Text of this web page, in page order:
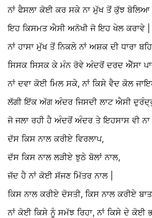
ਨਾਂ ਫੈਸਲਾ ਕੋਈ ਕਰ ਸਕੇ ਨਾ ਮੁੱਖ ਤੋਂ ਕੁੱਝ ਬੋਲਿਆ
ਇਹ ਕਿਸਮਤ ਐਸੀ ਅਨੋਖੀ ਜੋ ਇਹ ਖੇਲ ਕਰਾਵੇ |
ਨਾਂ ਹਾਸਾ ਮੁੱਖ ਤੋਂ ਨਿਕਲੇ ਨਾਂ ਅਸ਼ਕ ਦੀ ਧਾਰਾ ਬਹਿ |
ਸਿਸਕ ਸਿਸਕ ਕੇ ਮੰਨ ਰੋਵੇ ਅੰਦਰੋਂ ਦਰਦ ਐੱਸਾ
ਨਾਂ ਦਵਾ ਕੋਈ ਮਿਲ ਸਕੇ, ਨਾਂ ਕਿਸੇ ਵੈਦ ਕੋਲ
ਲੱਗੀ ਇੱਕ ਅੱਗ ਅੰਦਰ ਜਿਸਦੀ ਲਾਟ ਐਸੀ
ਜੋ ਜਲਾ ਰਹੀ ਹੈ ਅੰਦਰੋਂ ਅੰਦਰ ਤੇ ਇਹਸਾਸ ਵੀ ਨਾ
ਦੱਸ ਕਿਸ ਨਾਲ ਕਰੀਏ ਵਿਰਲਾਪ,
ਦੱਸ ਕਿਸ ਨਾਲ ਲੜੀਏ ਝੁਠੇ ਬੋਲਾਂ ਨਾਲ,
ਜੱਦ ਹੈ ਨਾਂ ਕੋਈ ਸੱਜਣ ਮਿੱਤਰ ਨਾਲ |
ਕਿਸ ਨਾਲ ਕਰੀਏ ਦੋਸਤੀ, ਕਿਸ ਨਾਲ ਕਰੀਏ ਬਾਤ |
ਨਾਂ ਕੋਈ ਕਿਸੇ ਨੂੰ ਸਮੱਝ ਰਿਹਾ, ਨਾਂ ਕਿਸੇ ਦੇ ਕੋਈ